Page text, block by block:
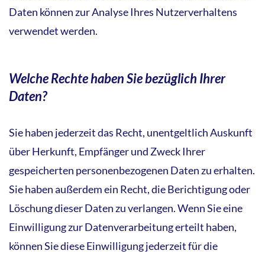
Daten können zur Analyse Ihres Nutzerverhaltens
verwendet werden.
Welche Rechte haben Sie bezüglich Ihrer
Daten?
Sie haben jederzeit das Recht, unentgeltlich Auskunft
über Herkunft, Empfänger und Zweck Ihrer
gespeicherten personenbezogenen Daten zu erhalten.
Sie haben außerdem ein Recht, die Berichtigung oder
Löschung dieser Daten zu verlangen. Wenn Sie eine
Einwilligung zur Datenverarbeitung erteilt haben,
können Sie diese Einwilligung jederzeit für die